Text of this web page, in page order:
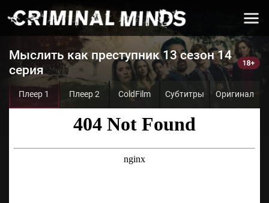
Мыслить как преступник 13 сезон 14
серия
Плеер 1 Плеер 2 ColdFilm Субтитры Оригинал